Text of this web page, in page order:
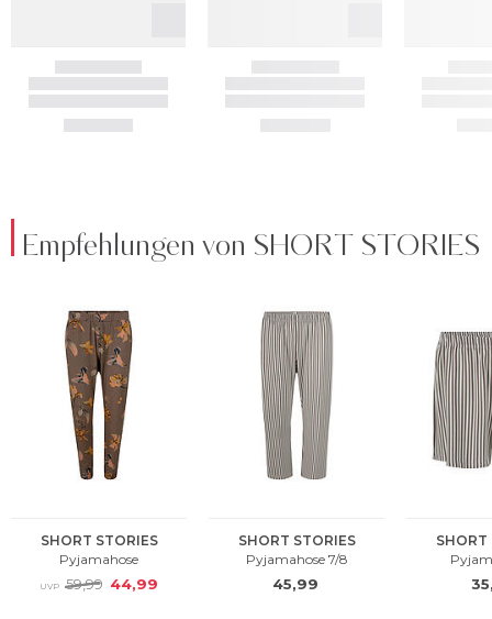
Empfehlungen von SHORT STORIES